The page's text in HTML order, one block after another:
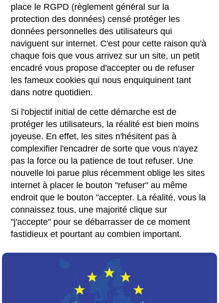
place le RGPD (règlement général sur la
protection des données) censé protéger les
données personnelles des utilisateurs qui
naviguent sur internet. C'est pour cette raison qu'à
chaque fois que vous arrivez sur un site, un petit
encadré vous propose d'accepter ou de refuser
les fameux cookies qui nous enquiquinent tant
dans notre quotidien.
Si l'objectif initial de cette démarche est de
protéger les utilisateurs, la réalité est bien moins
joyeuse. En effet, les sites n'hésitent pas à
complexifier l'encadrer de sorte que vous n'ayez
pas la force ou la patience de tout refuser. Une
nouvelle loi parue plus récemment oblige les sites
internet à placer le bouton "refuser" au même
endroit que le bouton "accepter. La réalité, vous la
connaissez tous, une majorité clique sur
"j'accepte" pour se débarrasser de ce moment
fastidieux et pourtant au combien important.